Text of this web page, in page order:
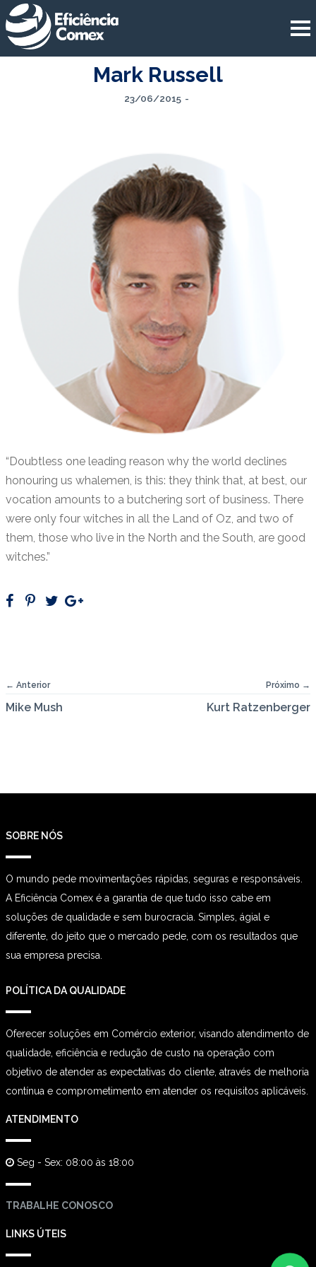
Mark Russell
23/06/2015 -
“Doubtless one leading reason why the world declines
honouring us whalemen, is this: they think that, at best, our
vocation amounts to a butchering sort of business. There
were only four witches in all the Land of Oz, and two of
them, those who live in the North and the South, are good
witches.”
← Anterior
Mike Mush
Próximo →
Kurt Ratzenberger
SOBRE NÓS
O mundo pede movimentações rápidas, seguras e responsáveis.
A Eficiência Comex é a garantia de que tudo isso cabe em
soluções de qualidade e sem burocracia. Simples, ágial e
diferente, do jeito que o mercado pede, com os resultados que
sua empresa precisa.
POLÍTICA DA QUALIDADE
Oferecer soluções em Comércio exterior, visando atendimento de
qualidade, eficiência e redução de custo na operação com
objetivo de atender as expectativas do cliente, através de melhoria
contínua e comprometimento em atender os requisitos aplicáveis.
ATENDIMENTO
Seg - Sex: 08:00 às 18:00
TRABALHE CONOSCO
LINKS ÚTEIS